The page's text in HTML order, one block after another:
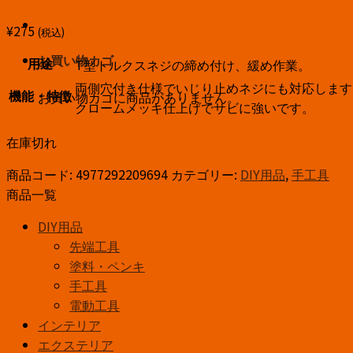
お買い物カゴ
お買い物カゴに商品がありません。
¥275 (税込)
用途 T型トルクスネジの締め付け、緩め作業。
機能・特徴 両側穴付き仕様でいじり止めネジにも対応しま
クロームメッキ仕上げでサビに強いです。
在庫切れ
商品コード: 4977292209694 カテゴリー: DIY用品,手工具
商品一覧
DIY用品
先端工具
塗料・ペンキ
手工具
電動工具
インテリア
エクステリア